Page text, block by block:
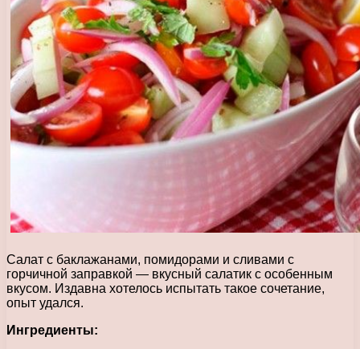
Салат с баклажанами, помидорами и сливами с
горчичной заправкой — вкусный салатик с особенным
вкусом. Издавна хотелось испытать такое сочетание,
опыт удался.
Ингредиенты: